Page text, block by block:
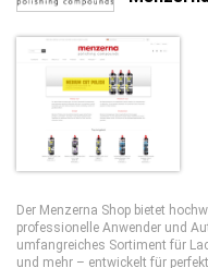
Der Menzerna Shop bietet
professionelle Anwender und
umfangreiches Sortiment für
und mehr – entwickelt für